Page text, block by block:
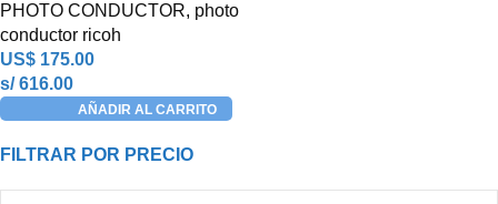
FILTRAR POR PRECIO
PHOTO CONDUCTOR, photo
conductor ricoh
US$ 175.00
s/ 616.00
AÑADIR AL CARRITO